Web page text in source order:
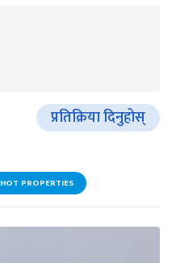
प्रतिक्रिया दिनुहोस्
HOT PROPERTIES